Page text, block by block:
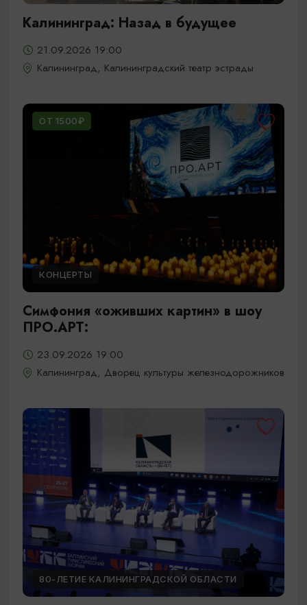
Калининград: Назад в будущее
21.09.2026 19:00
Калининград, Калининградский театр эстрады
ОТ 1500₽
КОНЦЕРТЫ
Симфония «оживших картин» в шоу
ПРО.АРТ:
23.09.2026 19:00
Калининград, Дворец культуры железнодорожников
80-ЛЕТИЕ КАЛИНИНГРАДСКОЙ ОБЛАСТИ